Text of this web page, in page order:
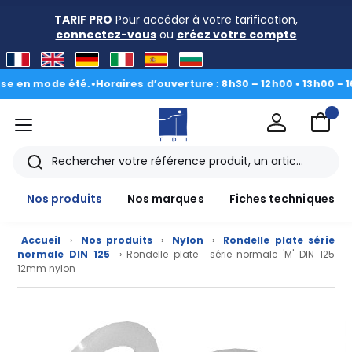
TARIF PRO Pour accéder à votre tarification,
connectez-vousou créez votre compte
mode été.•Horaires d’ouverture : 8h30 – 12h00 • 13h00 - 16h30|
menu
Rechercher
Nos produits
Nos marques Fiches techniques
Accueil › Nos produits › Nylon ›
Rondelle plate série
normale DIN 125
› Rondelle plate_ série normale 'M' DIN 125
12mm nylon